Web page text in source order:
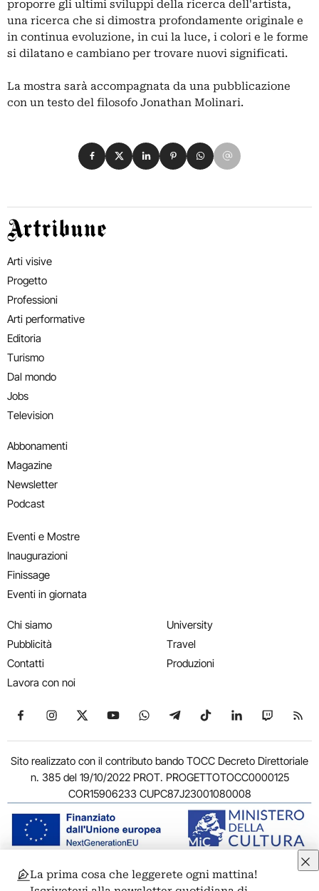
proporre gli ultimi sviluppi della ricerca dell'artista,
una ricerca che si dimostra profondamente originale e
in continua evoluzione, in cui la luce, i colori e le forme
si dilatano e cambiano per trovare nuovi significati.
La mostra sarà accompagnata da una pubblicazione
con un testo del filosofo Jonathan Molinari.
Condividi su Facebook
Condividi su X
Condividi su LinkedIn
Condividi su Pinterest
Condividi su WhatsApp
Condividi su Email
Artribune
Arti visive
Progetto
Professioni
Arti performative
Editoria
Turismo
Dal mondo
Jobs
Television
Abbonamenti
Magazine
Newsletter
Podcast
Eventi e Mostre
Inaugurazioni
Finissage
Eventi in giornata
Chi siamo
Pubblicità
Contatti
Lavora con noi
University
Travel
Produzioni
Seguici su Facebook
Seguici su Instagram
Seguici su X
Seguici su YouTube
Seguici su WhatsApp
Seguici su Telegram
Seguici su TikTok
Seguici su
Seguici
Sito realizzato con il contributo bando TOCC Decreto Direttoriale
n. 385 del 19/10/2022 PROT. PROGETTOTOCC0000125
COR15906233 CUPC87J23001080008
© 2011-2026 ARTRIBUNE srl – Corso Vittorio Emanuele II, 287 –
La prima cosa che leggerete ogni mattina!